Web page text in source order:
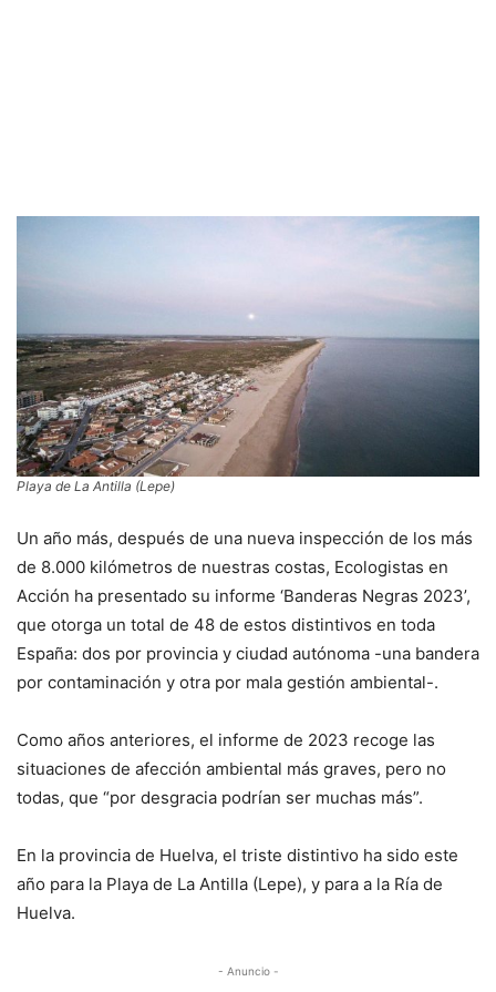
Playa de La Antilla (Lepe)
Un año más, después de una nueva inspección de los más
de 8.000 kilómetros de nuestras costas, Ecologistas en
Acción ha presentado su informe ‘Banderas Negras 2023’,
que otorga un total de 48 de estos distintivos en toda
España: dos por provincia y ciudad autónoma -una bandera
por contaminación y otra por mala gestión ambiental-.
Como años anteriores, el informe de 2023 recoge las
situaciones de afección ambiental más graves, pero no
todas, que “por desgracia podrían ser muchas más”.
En la provincia de Huelva, el triste distintivo ha sido este
año para la Playa de La Antilla (Lepe), y para a la Ría de
Huelva.
- Anuncio -